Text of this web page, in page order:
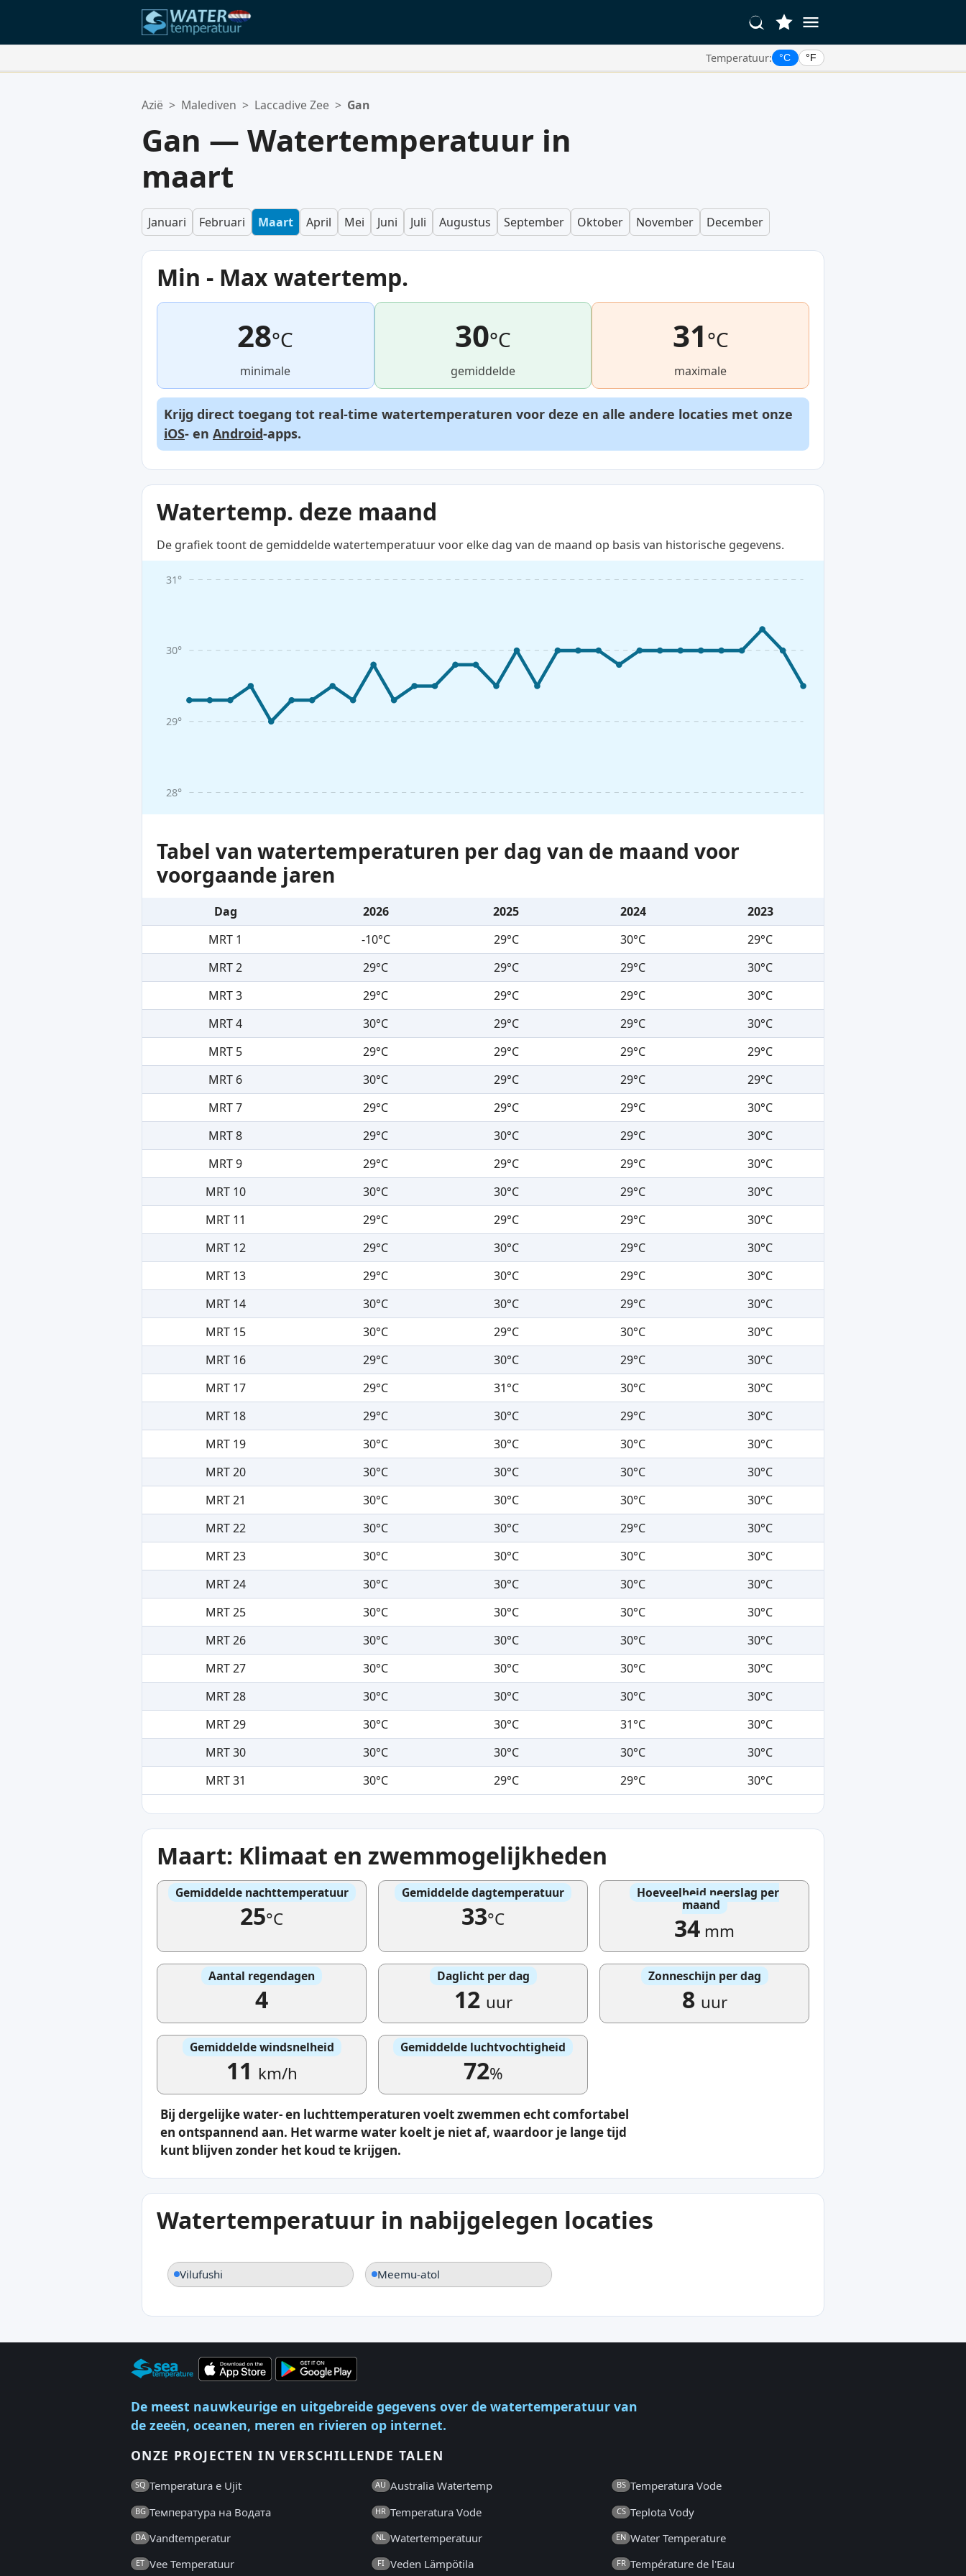
Temperatuur: °C °F
Uw favorietenlijst is leeg.
Azië > Malediven > Laccadive Zee > Gan
Gan — Watertemperatuur in
maart
Januari Februari Maart April Mei Juni Juli Augustus September Oktober November December
Min - Max watertemp.
28°C
minimale
30°C
gemiddelde
31°C
maximale
Krijg direct toegang tot real-time watertemperaturen voor deze en alle andere locaties met onze
iOS- en Android-apps.
Watertemp. deze maand
De grafiek toont de gemiddelde watertemperatuur voor elke dag van de maand op basis van historische gegevens.
28°
29°
30°
31°
Tabel van watertemperaturen per dag van de maand voor
voorgaande jaren
Dag 2026 2025 2024
2023
MRT 1
-10°C 29°C 30°C
29°C
MRT 2
29°C 29°C 29°C
30°C
MRT 3
29°C 29°C 29°C
30°C
MRT 4
30°C 29°C 29°C
30°C
MRT 5
29°C 29°C 29°C
29°C
MRT 6
30°C 29°C 29°C
29°C
MRT 7
29°C 29°C 29°C
30°C
MRT 8
29°C 30°C 29°C
30°C
MRT 9
29°C 29°C 29°C
30°C
MRT 10
30°C 30°C 29°C
30°C
MRT 11
29°C 29°C 29°C
30°C
MRT 12
29°C 30°C 29°C
30°C
MRT 13
29°C 30°C 29°C
30°C
MRT 14
30°C 30°C 29°C
30°C
MRT 15
30°C 29°C 30°C
30°C
MRT 16
29°C 30°C 29°C
30°C
MRT 17
29°C 31°C 30°C
30°C
MRT 18
29°C 30°C 29°C
30°C
MRT 19
30°C 30°C 30°C
30°C
MRT 20
30°C 30°C 30°C
30°C
MRT 21
30°C 30°C 30°C
30°C
MRT 22
30°C 30°C 29°C
30°C
MRT 23
30°C 30°C 30°C
30°C
MRT 24
30°C 30°C 30°C
30°C
MRT 25
30°C 30°C 30°C
30°C
MRT 26
30°C 30°C 30°C
30°C
MRT 27
30°C 30°C 30°C
30°C
MRT 28
30°C 30°C 30°C
30°C
MRT 29
30°C 30°C 31°C
30°C
MRT 30
30°C 30°C 30°C
30°C
MRT 31
30°C 29°C 29°C 30°C
Maart: Klimaat en zwemmogelijkheden
Gemiddelde nachttemperatuur
25°C
Gemiddelde dagtemperatuur
33°C
Hoeveelheid neerslag per
maand
34 mm
Aantal regendagen
4
Daglicht per dag
12 uur
Zonneschijn per dag
8 uur
Gemiddelde windsnelheid
11 km/h
Gemiddelde luchtvochtigheid
72%
Bij dergelijke water- en luchttemperaturen voelt zwemmen echt comfortabel
en ontspannend aan. Het warme water koelt je niet af, waardoor je lange tijd
kunt blijven zonder het koud te krijgen.
Watertemperatuur in nabijgelegen locaties
Vilufushi Meemu-atol
De meest nauwkeurige en uitgebreide gegevens over de watertemperatuur van
de zeeën, oceanen, meren en rivieren op internet.
ONZE PROJECTEN IN VERSCHILLENDE TALEN
SQ Temperatura e Ujit AU Australia Watertemp BS Temperatura Vode
BG Температура на Водата HR Temperatura Vode CS Teplota Vody
DA Vandtemperatur NL Watertemperatuur EN Water Temperature
ET Vee Temperatuur FI Veden Lämpötila FR Température de l'Eau